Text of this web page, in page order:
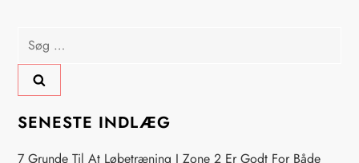
l
æ
g
s
Søg
efter:
SENESTE INDLÆG
7 Grunde Til At Løbetræning I Zone 2 Er Godt For Både